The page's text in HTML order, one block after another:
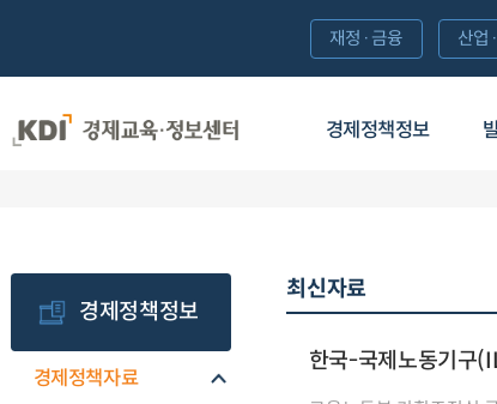
경제정책정보
재정·금융 산업
경제정책정보
경제정책자료
최신자료
한국-국제노동기구